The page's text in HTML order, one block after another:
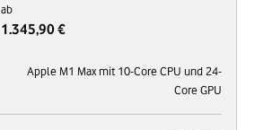
ab
1.345,90 €
Apple M1 Max mit 10-Core CPU und 24-
Core GPU